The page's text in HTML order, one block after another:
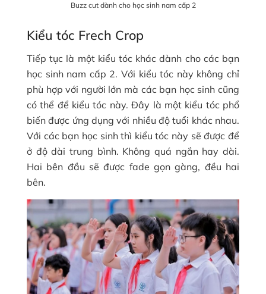
Buzz cut dành cho học sinh nam cấp 2
Kiểu tóc Frech Crop
Tiếp tục là một kiểu tóc khác dành cho các bạn
học sinh nam cấp 2. Với kiểu tóc này không chỉ
phù hợp với người lớn mà các bạn học sinh cũng
có thể để kiểu tóc này. Đây là một kiểu tóc phổ
biến được ứng dụng với nhiều độ tuổi khác nhau.
Với các bạn học sinh thì kiểu tóc này sẽ được để
ở độ dài trung bình. Không quá ngắn hay dài.
Hai bên đầu sẽ được fade gọn gàng, đều hai
bên.